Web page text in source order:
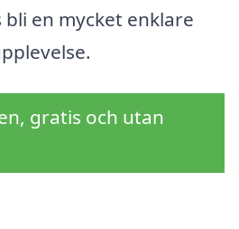
en mycket enklare
gratis och utan